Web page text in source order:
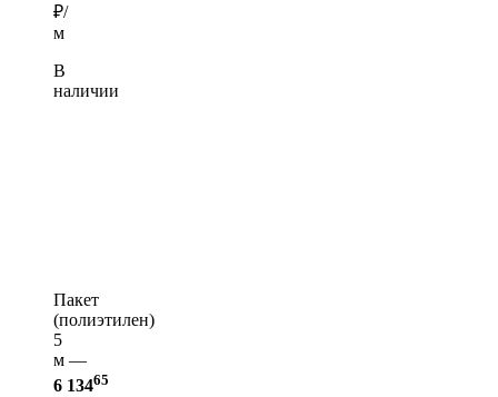
₽/
м
В
наличии
Пакет
(полиэтилен)
5
м —
6 13465